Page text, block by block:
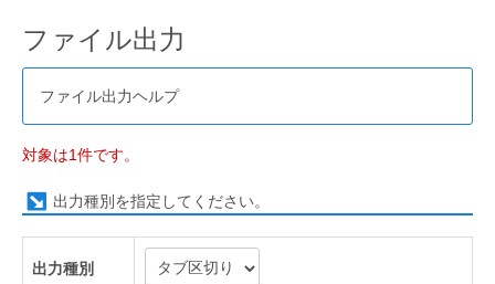
ファイル出力
ファイル出力ヘルプ
対象は1件です。
出力種別を指定してください。
出力種別